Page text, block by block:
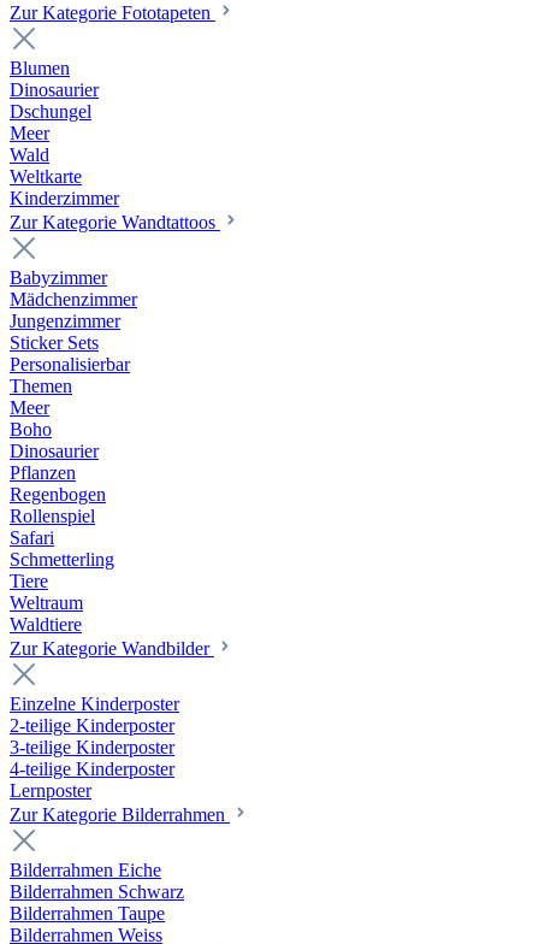
Zur Kategorie Fototapeten
Blumen
Dinosaurier
Dschungel
Meer
Wald
Weltkarte
Kinderzimmer
Zur Kategorie Wandtattoos
Babyzimmer
Mädchenzimmer
Jungenzimmer
Sticker Sets
Personalisierbar
Themen
Meer
Boho
Dinosaurier
Pflanzen
Regenbogen
Rollenspiel
Safari
Schmetterling
Tiere
Weltraum
Waldtiere
Zur Kategorie Wandbilder
Einzelne Kinderposter
2-teilige Kinderposter
3-teilige Kinderposter
4-teilige Kinderposter
Lernposter
Zur Kategorie Bilderrahmen
Bilderrahmen Eiche
Bilderrahmen Schwarz
Bilderrahmen Taupe
Bilderrahmen Weiss